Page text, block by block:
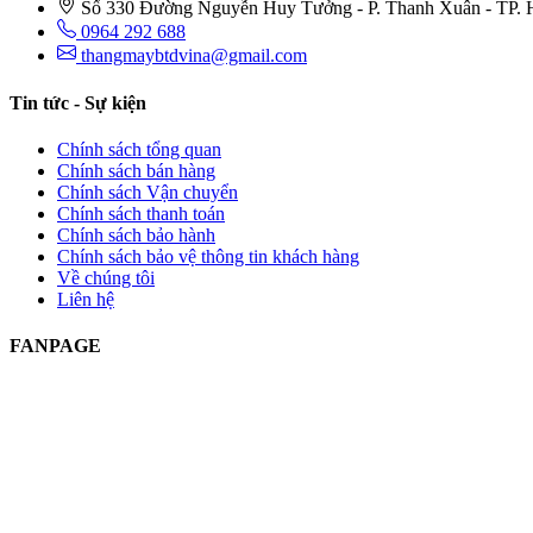
Số 330 Đường Nguyễn Huy Tưởng - P. Thanh Xuân - TP.
0964 292 688
thangmaybtdvina@gmail.com
Tin tức - Sự kiện
Chính sách tổng quan
Chính sách bán hàng
Chính sách Vận chuyển
Chính sách thanh toán
Chính sách bảo hành
Chính sách bảo vệ thông tin khách hàng
Về chúng tôi
Liên hệ
FANPAGE